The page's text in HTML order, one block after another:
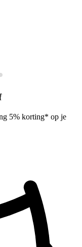
5% korting* op je